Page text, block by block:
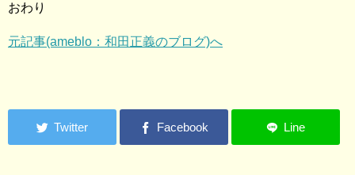
おわり
元記事(ameblo：和田正義のブログ)へ